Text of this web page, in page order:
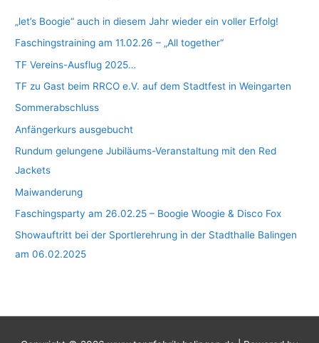
„let’s Boogie“ auch in diesem Jahr wieder ein voller Erfolg!
Faschingstraining am 11.02.26 – „All together“
TF Vereins-Ausflug 2025…
TF zu Gast beim RRCO e.V. auf dem Stadtfest in Weingarten
Sommerabschluss
Anfängerkurs ausgebucht
Rundum gelungene Jubiläums-Veranstaltung mit den Red
Jackets
Maiwanderung
Faschingsparty am 26.02.25 – Boogie Woogie & Disco Fox
Showauftritt bei der Sportlerehrung in der Stadthalle Balingen
am 06.02.2025